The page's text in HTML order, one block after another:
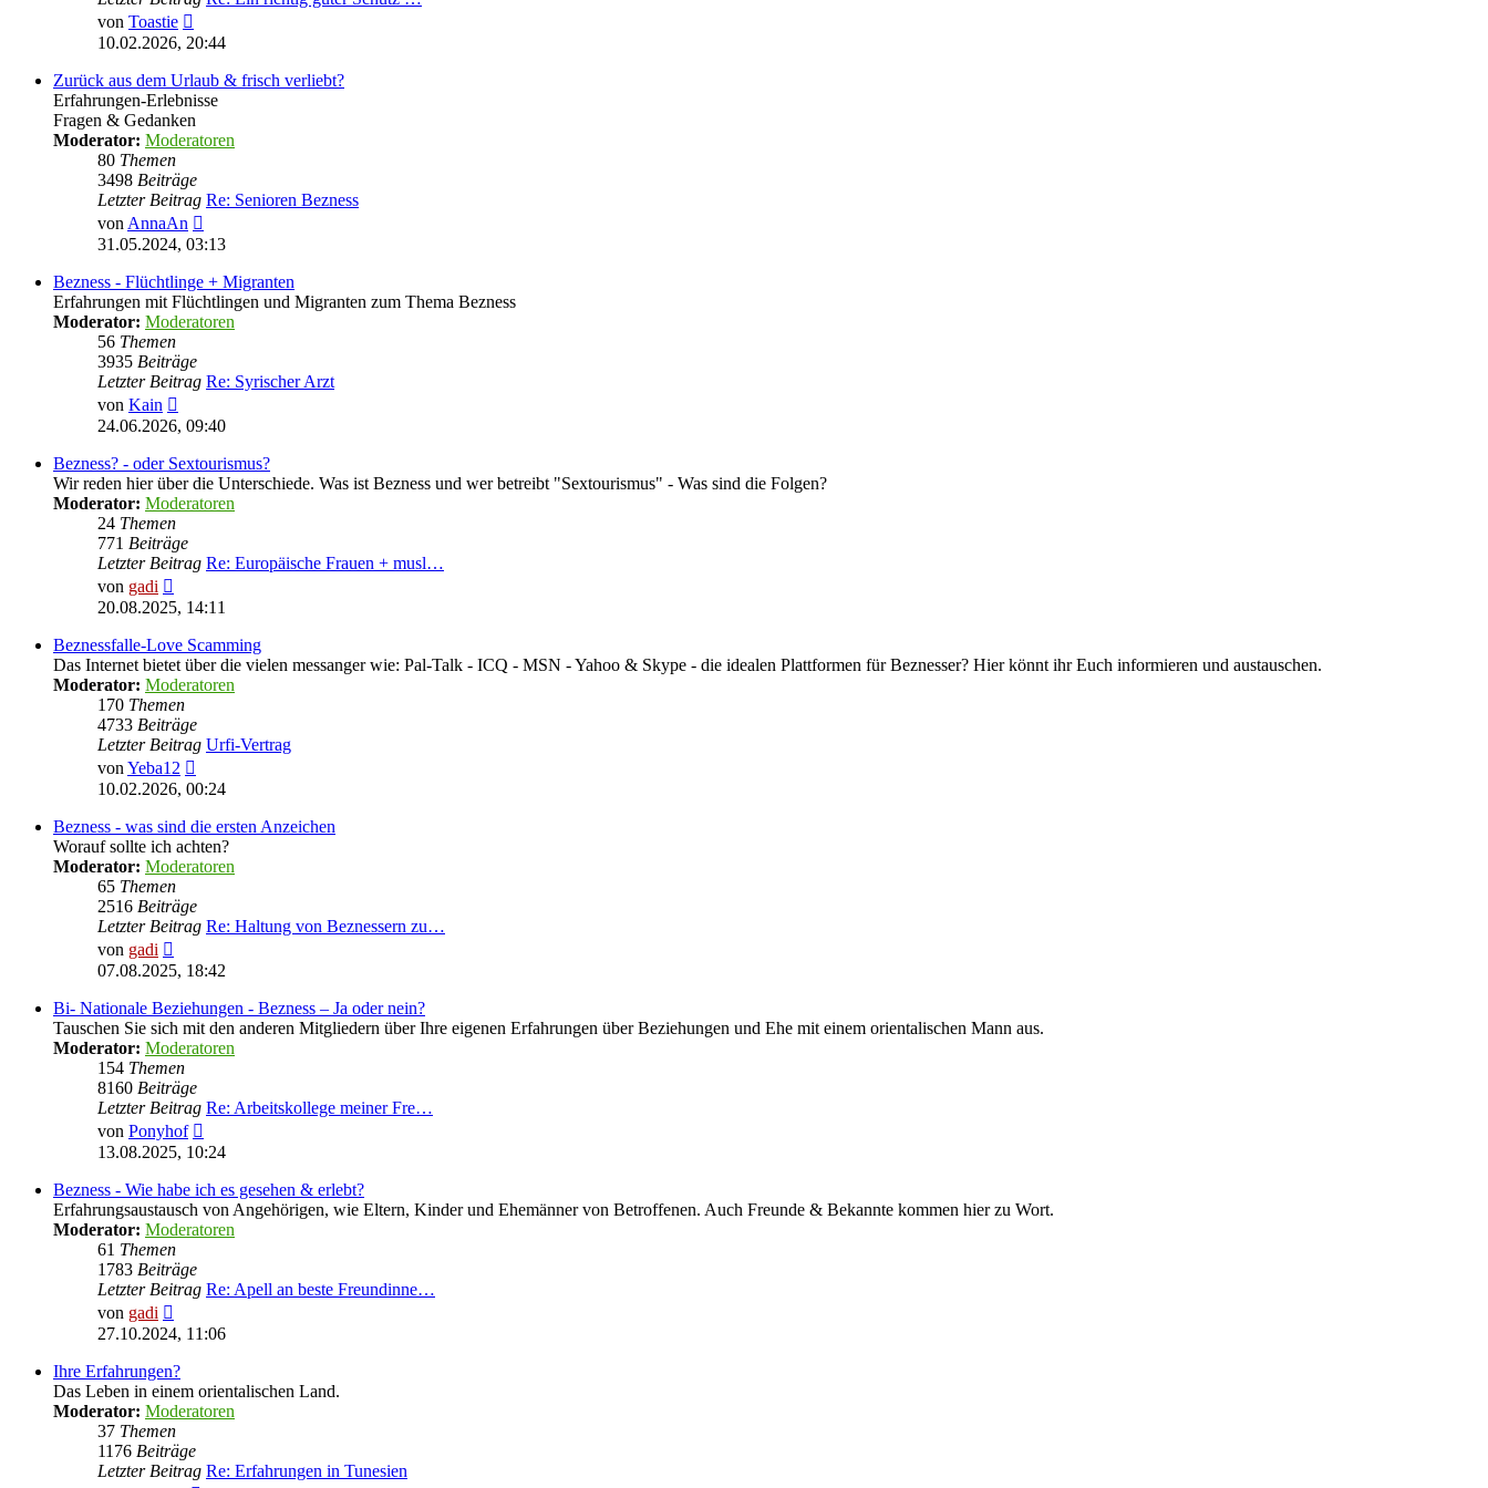
von Toastie
Beitrag
10.02.2026, 20:44
Zurück aus dem Urlaub & frisch verliebt?
Erfahrungen-Erlebnisse
Fragen & Gedanken
Moderator: Moderatoren
80 Themen
3498 Beiträge
Letzter Beitrag Re: Senioren Bezness
von AnnaAn
Beitrag
31.05.2024, 03:13
Bezness - Flüchtlinge + Migranten
Erfahrungen mit Flüchtlingen und Migranten zum Thema Bezness
Moderator: Moderatoren
56 Themen
3935 Beiträge
Letzter Beitrag Re: Syrischer Arzt
von Kain
Beitrag
24.06.2026, 09:40
Bezness? - oder Sextourismus?
Wir reden hier über die Unterschiede. Was ist Bezness und wer betreibt "Sextourismus" - Was sind die Folgen?
Moderator: Moderatoren
24 Themen
771 Beiträge
Letzter Beitrag Re: Europäische Frauen + musl…
von gadi
Beitrag
20.08.2025, 14:11
Beznessfalle-Love Scamming
Das Internet bietet über die vielen messanger wie: Pal-Talk - ICQ - MSN - Yahoo & Skype - die idealen Plattformen für Beznesser? Hier könnt ihr Euch informieren und austauschen.
Moderator: Moderatoren
170 Themen
4733 Beiträge
Letzter Beitrag Urfi-Vertrag
von Yeba12
Beitrag
10.02.2026, 00:24
Bezness - was sind die ersten Anzeichen
Worauf sollte ich achten?
Moderator: Moderatoren
65 Themen
2516 Beiträge
Letzter Beitrag Re: Haltung von Beznessern zu…
von gadi
Beitrag
07.08.2025, 18:42
Bi- Nationale Beziehungen - Bezness – Ja oder nein?
Tauschen Sie sich mit den anderen Mitgliedern über Ihre eigenen Erfahrungen über Beziehungen und Ehe mit einem orientalischen Mann aus.
Moderator: Moderatoren
154 Themen
8160 Beiträge
Letzter Beitrag Re: Arbeitskollege meiner Fre…
von Ponyhof
Beitrag
13.08.2025, 10:24
Bezness - Wie habe ich es gesehen & erlebt?
Erfahrungsaustausch von Angehörigen, wie Eltern, Kinder und Ehemänner von Betroffenen. Auch Freunde & Bekannte kommen hier zu Wort.
Moderator: Moderatoren
61 Themen
1783 Beiträge
Letzter Beitrag Re: Apell an beste Freundinne…
von gadi
Beitrag
27.10.2024, 11:06
Ihre Erfahrungen?
Das Leben in einem orientalischen Land.
Moderator: Moderatoren
37 Themen
1176 Beiträge
Letzter Beitrag Re: Erfahrungen in Tunesien